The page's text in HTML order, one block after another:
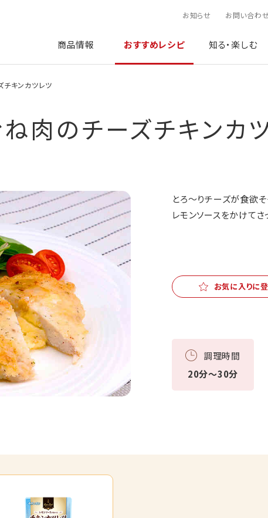
お知らせ お問い合わ
商品情報 おすすめレシピ 知る・楽しむ
キンカツレツ
肉のチーズチキンカ
とろ～りチーズが食欲
レモンソースをかけて
お気に入りに
調理時間
20分～30分